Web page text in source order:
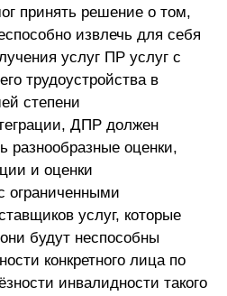
принять решение о том,
извлечь для себя
услуг ПР услуг с
трудоустройства в
степени
ДПР должен
разнообразные оценки,
и оценки
ограниченными
услуг, которые
будут неспособны
конкретного лица по
инвалидности такого